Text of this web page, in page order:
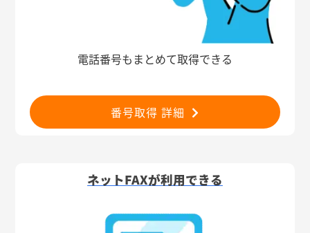
電話番号もまとめて取得できる
番号取得 詳細
ネットFAXが利用できる